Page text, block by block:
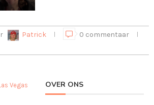
Patrick
0 commentaar
Vegas
OVER ONS